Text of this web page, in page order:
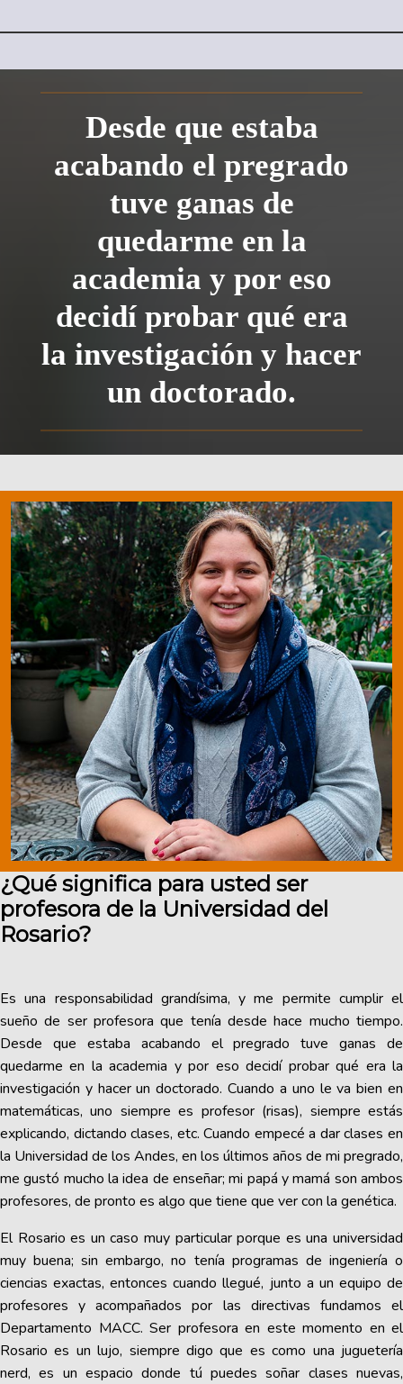
Desde que estaba
acabando el pregrado
tuve ganas de
quedarme en la
academia y por eso
decidí probar qué era
la investigación y hacer
un doctorado.
¿Qué significa para usted ser
profesora de la Universidad del
Rosario?
Es una responsabilidad grandísima, y me permite cumplir el
sueño de ser profesora que tenía desde hace mucho tiempo.
Desde que estaba acabando el pregrado tuve ganas de
quedarme en la academia y por eso decidí probar qué era la
investigación y hacer un doctorado. Cuando a uno le va bien en
matemáticas, uno siempre es profesor (risas), siempre estás
explicando, dictando clases, etc. Cuando empecé a dar clases en
la Universidad de los Andes, en los últimos años de mi pregrado,
me gustó mucho la idea de enseñar; mi papá y mamá son ambos
profesores, de pronto es algo que tiene que ver con la genética.
El Rosario es un caso muy particular porque es una universidad
muy buena; sin embargo, no tenía programas de ingeniería o
ciencias exactas, entonces cuando llegué, junto a un equipo de
profesores y acompañados por las directivas fundamos el
Departamento MACC. Ser profesora en este momento en el
Rosario es un lujo, siempre digo que es como una juguetería
nerd, es un espacio donde tú puedes soñar clases nuevas,